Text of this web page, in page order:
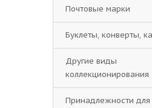
Почтовые марки
Буклеты, конверты,
Другие виды
коллекционирования
Принадлежности для